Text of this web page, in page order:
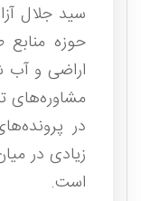
سید جلال
حوزه
اراضی و آب
مشاوره‌های
در
زیادی در
است.